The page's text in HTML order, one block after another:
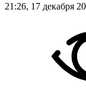
21:26, 17 декабря